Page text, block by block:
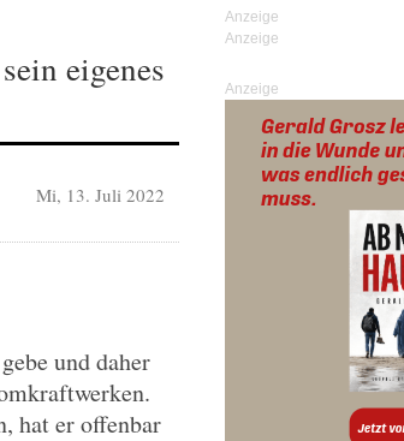
eigenes
Mi, 13. Juli 2022
und daher
hat er offenbar
Anzeige